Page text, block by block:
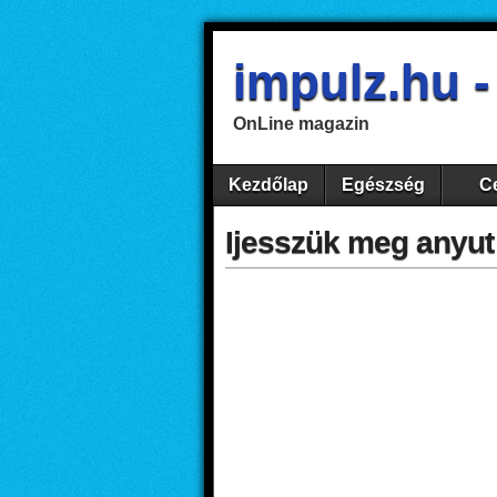
impulz.hu
OnLine magazin
Kezdőlap Egészség
Ijesszük meg